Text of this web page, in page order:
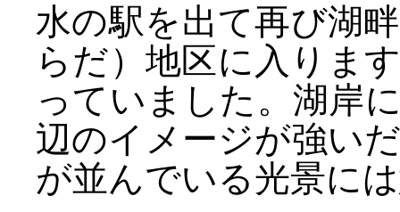
水の駅を出て再び湖
らだ）地区に入りま
っていました。湖岸
辺のイメージが強い
が並んでいる光景に